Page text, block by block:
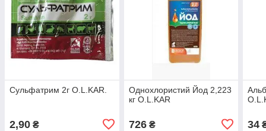
Сульфатрим 2г O.L.KAR.
2,90 ₴
Однохлористий Йод 2,223
кг O.L.KAR
726₴ 34